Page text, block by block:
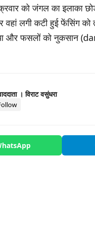
को जंगल का इलाका
वहां लगी कटी हुई फेंसिंग
और फसलों को नुकसान
। विराट वसुंधरा